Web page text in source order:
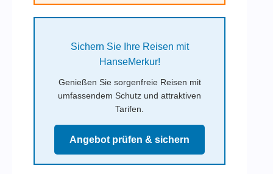
Sichern Sie Ihre Reisen mit
HanseMerkur!
Genießen Sie sorgenfreie Reisen mit
umfassendem Schutz und attraktiven
Tarifen.
Angebot prüfen & sichern